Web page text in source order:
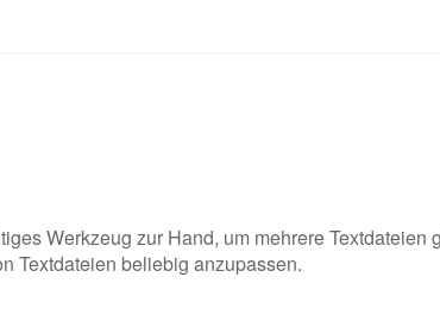
Werkzeug zur Hand, um mehrere
Textdateien beliebig anzupassen.